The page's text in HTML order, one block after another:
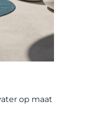
op maat